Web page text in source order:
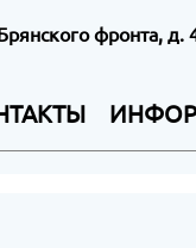
фронта, д.